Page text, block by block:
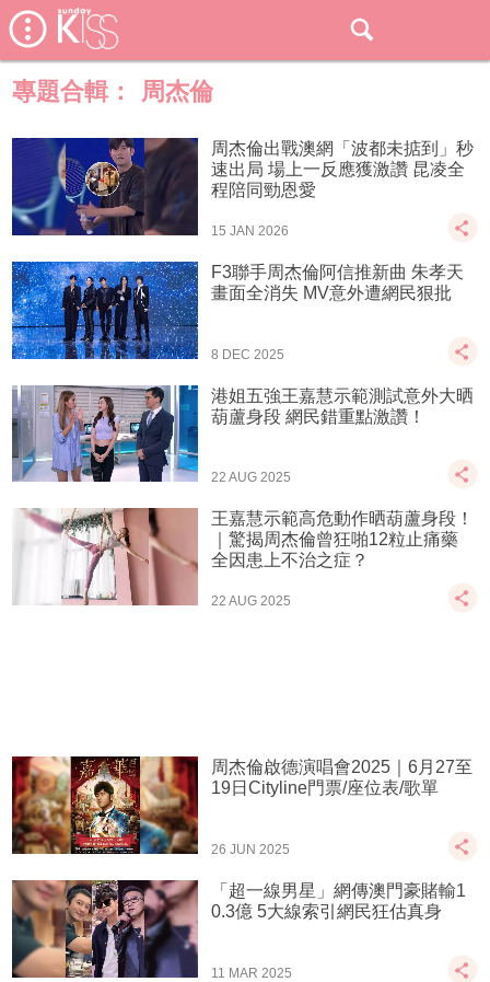
專題合輯： 周杰倫
周杰倫出戰澳網「波都未掂到」秒
速出局 場上一反應獲激讚 昆凌全
程陪同勁恩愛
15 JAN 2026
F3聯手周杰倫阿信推新曲 朱孝天
畫面全消失 MV意外遭網民狠批
8 DEC 2025
港姐五強王嘉慧示範測試意外大晒
葫蘆身段 網民錯重點激讚！
22 AUG 2025
王嘉慧示範高危動作晒葫蘆身段！
｜驚揭周杰倫曾狂啪12粒止痛藥
全因患上不治之症？
22 AUG 2025
周杰倫啟德演唱會2025｜6月27至
19日Cityline門票/座位表/歌單
26 JUN 2025
「超一線男星」網傳澳門豪賭輸1
0.3億 5大線索引網民狂估真身
11 MAR 2025